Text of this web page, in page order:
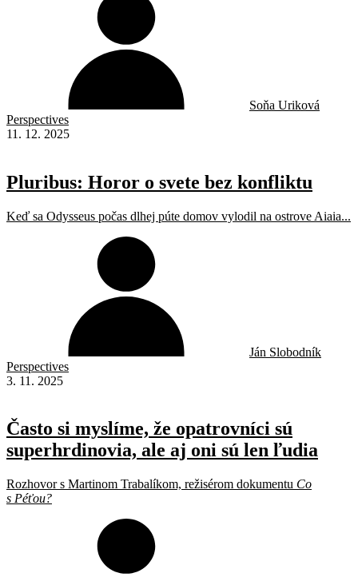
Soňa Uriková
Perspectives
11. 12. 2025
Pluribus: Horor o svete bez konfliktu
Keď sa Odysseus počas dlhej púte domov vylodil na ostrove Aiaia...
Ján Slobodník
Perspectives
3. 11. 2025
Často si myslíme, že opatrovníci sú
superhrdinovia, ale aj oni sú len ľudia
Rozhovor s Martinom Trabalíkom, režisérom dokumentu Co
s Péťou?